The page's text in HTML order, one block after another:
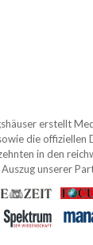
erstellt
die offiziellen
in den
unserer